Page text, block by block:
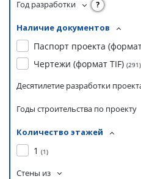
Год разработки ?
Наличие документов
Паспорт проекта
Чертежи (формат TIF) (291)
Десятилетие разработки
Годы строительства по проекту
Количество этажей
1 (1)
Стены из